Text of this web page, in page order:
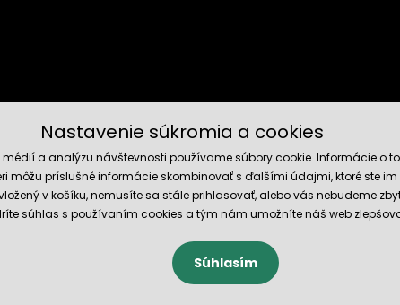
Spoľahlivý
Nastavenie súkromia a cookies
a analýzu návštevnosti používame súbory cookie. Informácie o
príslušné informácie skombinovať s ďalšími údajmi, ktoré ste
v košíku, nemusíte sa stále prihlasovať, alebo vás nebudeme
súhlas s používaním cookies a tým nám umožníte náš web
Súhlasím